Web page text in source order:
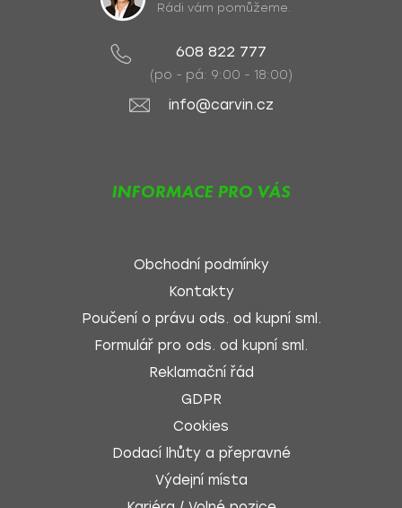
Rádi vám pomůžeme.
608 822 777
(po - pá: 9:00 - 18:00)
info@carvin.cz
INFORMACE PRO VÁS
Obchodní podmínky
Kontakty
Poučení o právu ods. od kupní sml.
Formulář pro ods. od kupní sml.
Reklamační řád
GDPR
Cookies
Dodací lhůty a přepravné
Výdejní místa